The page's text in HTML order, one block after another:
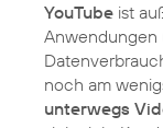
YouTube ist
Anwendungen
noch am
unterwegs